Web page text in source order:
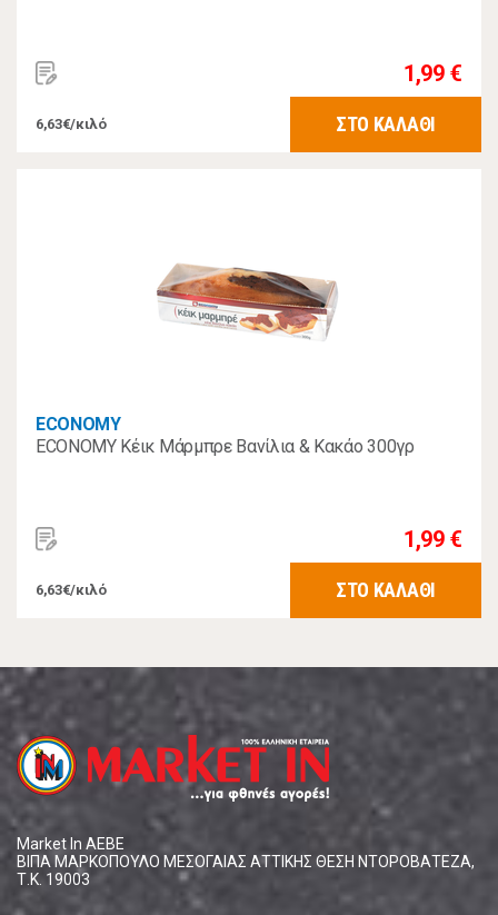
1,99 €
6,63€/κιλό ΣΤΟ ΚΑΛΑΘΙ
ECONOMY
ECONOMY Κέικ Μάρμπρε Βανίλια & Κακάο 300γρ
1,99 €
6,63€/κιλό ΣΤΟ ΚΑΛΑΘΙ
Market In ΑΕΒΕ
ΒΙΠΑ ΜΑΡΚΟΠΟΥΛΟ ΜΕΣΟΓΑΙΑΣ ΑΤΤΙΚΗΣ ΘΕΣΗ ΝΤΟΡΟΒΑΤΕΖΑ,
Τ.Κ. 19003